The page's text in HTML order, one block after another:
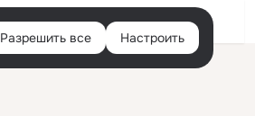
Войти
Разрешить все Настроить